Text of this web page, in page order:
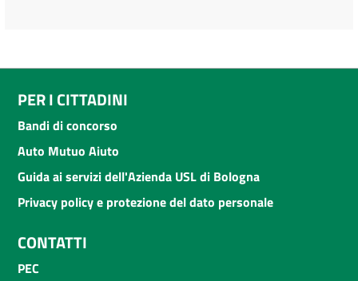
PER I CITTADINI
Bandi di concorso
Auto Mutuo Aiuto
Guida ai servizi dell'Azienda USL di Bologna
Privacy policy e protezione del dato personale
CONTATTI
PEC